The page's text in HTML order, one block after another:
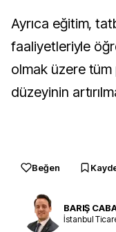
Ayrıca eğitim,
faaliyetleriyle
olmak üzere tüm
düzeyinin
Beğen
BARIŞ
İstanbul